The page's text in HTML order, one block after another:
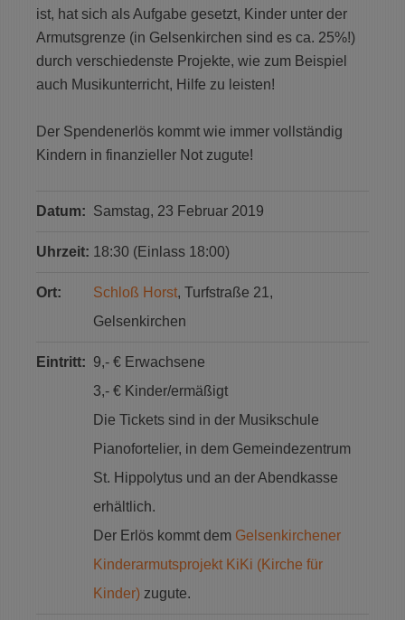
ist, hat sich als Aufgabe gesetzt, Kinder unter der
Armutsgrenze (in Gelsenkirchen sind es ca. 25%!)
durch verschiedenste Projekte, wie zum Beispiel
auch Musikunterricht, Hilfe zu leisten!
Der Spendenerlös kommt wie immer vollständig
Kindern in finanzieller Not zugute!
Datum: Samstag, 23 Februar 2019
Uhrzeit: 18:30 (Einlass 18:00)
Ort: Schloß Horst, Turfstraße 21,
Gelsenkirchen
Eintritt: 9,- € Erwachsene
3,- € Kinder/ermäßigt
Die Tickets sind in der Musikschule
Pianofortelier, in dem Gemeindezentrum
St. Hippolytus und an der Abendkasse
erhältlich.
Der Erlös kommt dem Gelsenkirchener
Kinderarmutsprojekt KiKi (Kirche für
Kinder) zugute.